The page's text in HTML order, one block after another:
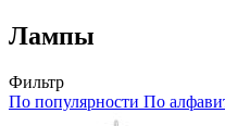
Лампы
Фильтр
По популярности По